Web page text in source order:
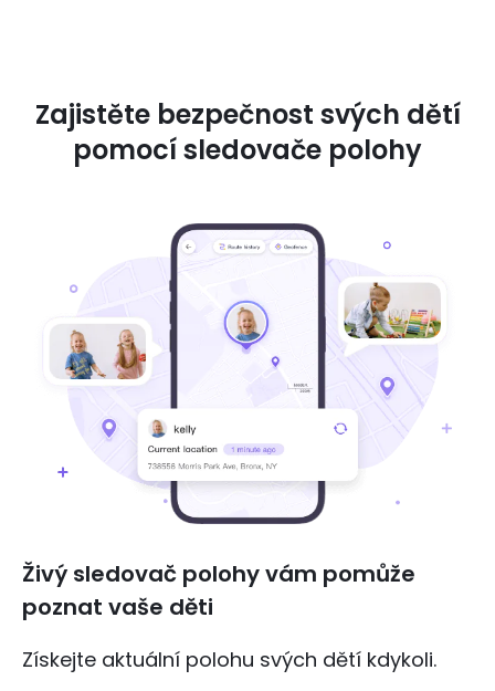
Zajistěte bezpečnost svých dětí
pomocí sledovače polohy
Živý sledovač polohy vám pomůže
poznat vaše děti
Získejte aktuální polohu svých dětí kdykoli.